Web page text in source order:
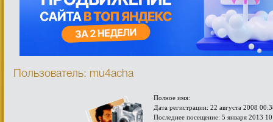
Пользователь: mu4acha
Полное имя:
Дата регистрации: 22 августа 2008
Последнее посещение: 5 января 2013